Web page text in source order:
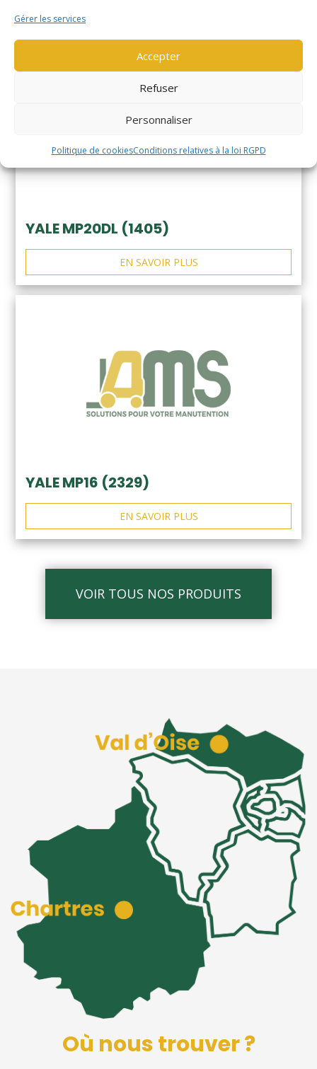
Gérer les services
Accepter
Refuser
Personnaliser
Politique de cookiesConditions relatives à la loi RGPD
YALE MP20DL (1405)
EN SAVOIR PLUS
YALE MP16 (2329)
EN SAVOIR PLUS
VOIR TOUS NOS PRODUITS
Où nous trouver ?